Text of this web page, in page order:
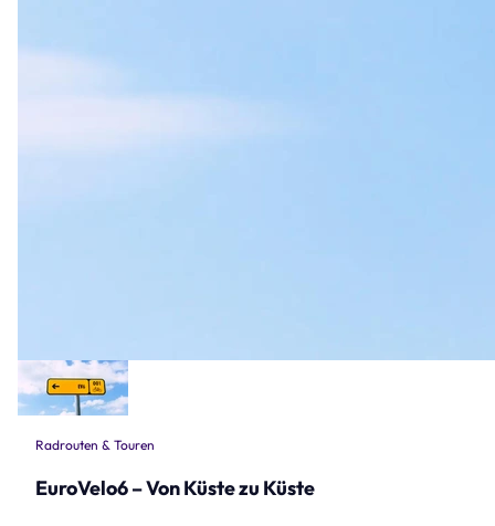
Radrouten & Touren
EuroVelo6 – Von Küste zu Küste